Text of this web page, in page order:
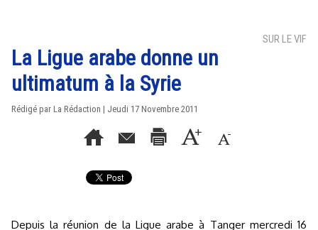
SUR LE VIF
La Ligue arabe donne un
ultimatum à la Syrie
Rédigé par La Rédaction | Jeudi 17 Novembre 2011
Depuis la réunion de la Ligue arabe à Tanger mercredi 16